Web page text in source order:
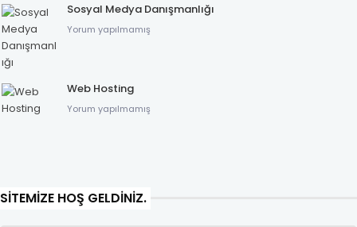
Sosyal Medya Danışmanlığı
Yorum yapılmamış
Web Hosting
Yorum yapılmamış
SITEMIZE HOŞ GELDINIZ.